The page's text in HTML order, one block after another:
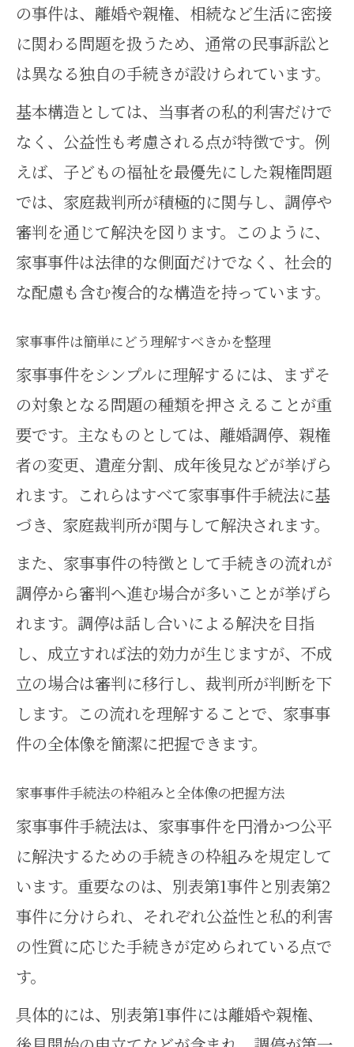
き
家事事件手続法別表第1と第2の違
いを徹底解説
家事事件で重要な手続選択のポイ
ントとは
別表第1・第2事件の特徴と申立て
方法の注意点
家事事件手続法別表第2の適用範囲
と実務例
家事事件の分類で失敗しないため
の実践知識
手続法268条に基づく調停の効力とは
家事事件調停の効力と手続法268条
の要点
家事事件の調停成立時に生じる法
的効果の解説
家事事件手続法268条の意味と実務
への影響
調停成立後の家事事件で注意すべ
きポイント
家事事件調停と確定審判の違いと
効力を比較
家事事件手続法改正のポイントと背景
家事事件手続法改正の要点と実務
の変化
家事事件手続法改正がもたらす新
たな手続き
家事事件法改正前後の違いと留意
点まとめ
家事事件手続法改正による利便性
家事事件手続法改正で注目すべき
別表の改定
の事件は、離婚や親権、相続など生活に密接
に関わる問題を扱うため、通常の民事訴訟と
は異なる独自の手続きが設けられています。
基本構造としては、当事者の私的利害だけで
なく、公益性も考慮される点が特徴です。例
えば、子どもの福祉を最優先にした親権問題
では、家庭裁判所が積極的に関与し、調停や
審判を通じて解決を図ります。このように、
家事事件は法律的な側面だけでなく、社会的
な配慮も含む複合的な構造を持っています。
家事事件は簡単にどう理解すべきかを整理
家事事件をシンプルに理解するには、まずそ
の対象となる問題の種類を押さえることが重
要です。主なものとしては、離婚調停、親権
者の変更、遺産分割、成年後見などが挙げら
れます。これらはすべて家事事件手続法に基
づき、家庭裁判所が関与して解決されます。
また、家事事件の特徴として手続きの流れが
調停から審判へ進む場合が多いことが挙げら
れます。調停は話し合いによる解決を目指
し、成立すれば法的効力が生じますが、不成
立の場合は審判に移行し、裁判所が判断を下
します。この流れを理解することで、家事事
件の全体像を簡潔に把握できます。
家事事件手続法の枠組みと全体像の把握方法
家事事件手続法は、家事事件を円滑かつ公平
に解決するための手続きの枠組みを規定して
います。重要なのは、別表第1事件と別表第2
事件に分けられ、それぞれ公益性と私的利害
の性質に応じた手続きが定められている点で
す。
具体的には、別表第1事件には離婚や親権、